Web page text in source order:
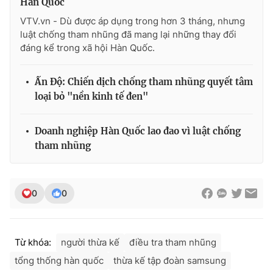
Cơ quan chủ quản:Đài Truyền hình Việt Nam
Giấy phép hoạt động báo in và báo điện tử số 483/GP-BTTTT
cấp ngày 29/12/2023
Nguyễn Trọng Ninh
Tổng đài VTV:024.38 355 931 - 024.38 355 932
VTV.vn - Dù được áp dụng trong hơn 3 tháng, nhưng
luật chống tham nhũng đã mang lại những thay đổi
đáng kể trong xã hội Hàn Quốc.
Ấn Độ: Chiến dịch chống tham nhũng quyết tâm
loại bỏ "nền kinh tế đen"
Doanh nghiệp Hàn Quốc lao đao vì luật chống
tham nhũng
0 0
Từ khóa: người thừa kế
điều tra tham nhũng
tổng thống hàn quốc
thừa kế tập đoàn samsung